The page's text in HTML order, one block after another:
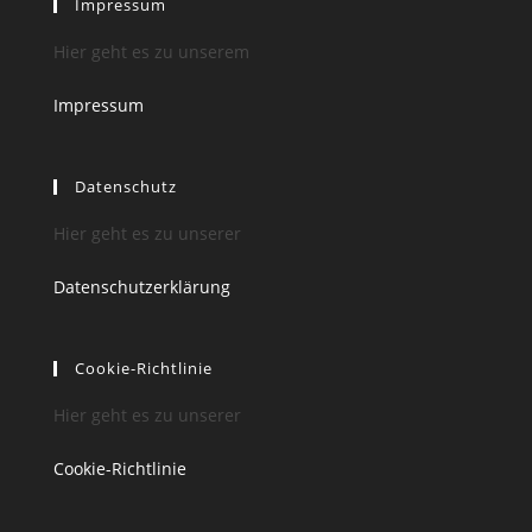
Impressum
Hier geht es zu unserem
Impressum
Datenschutz
Hier geht es zu unserer
Datenschutzerklärung
Cookie-Richtlinie
Hier geht es zu unserer
Cookie-Richtlinie